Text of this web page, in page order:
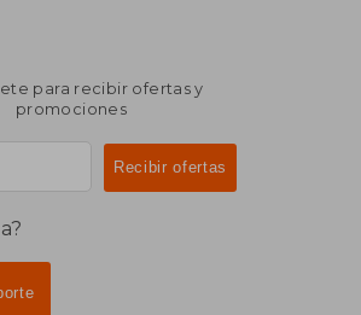
para recibir ofertas y
promociones